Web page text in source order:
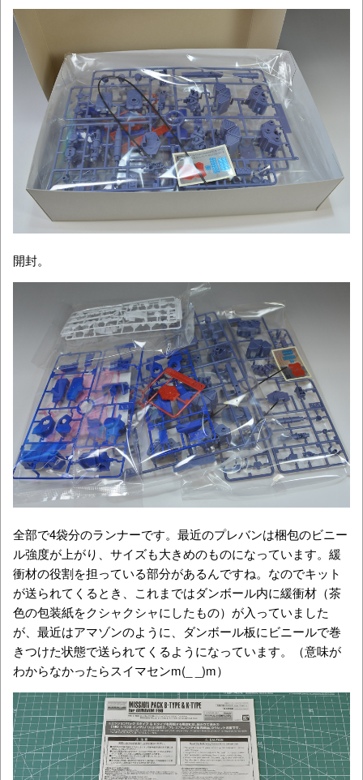
開封。
全部で4袋分のランナーです。最近のプレバンは梱包のビニー
ル強度が上がり、サイズも大きめのものになっています。緩
衝材の役割を担っている部分があるんですね。なのでキット
が送られてくるとき、これまではダンボール内に緩衝材（茶
色の包装紙をクシャクシャにしたもの）が入っていました
が、最近はアマゾンのように、ダンボール板にビニールで巻
きつけた状態で送られてくるようになっています。（意味が
わからなかったらスイマセンm(_ _)m）